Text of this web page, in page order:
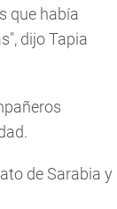
que había
dijo Tapia
de Sarabia y